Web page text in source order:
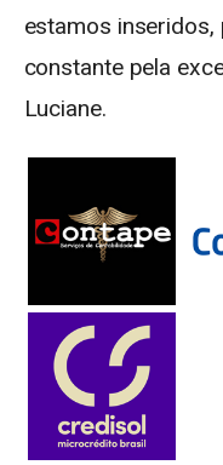
estamos
constante pela
Luciane.